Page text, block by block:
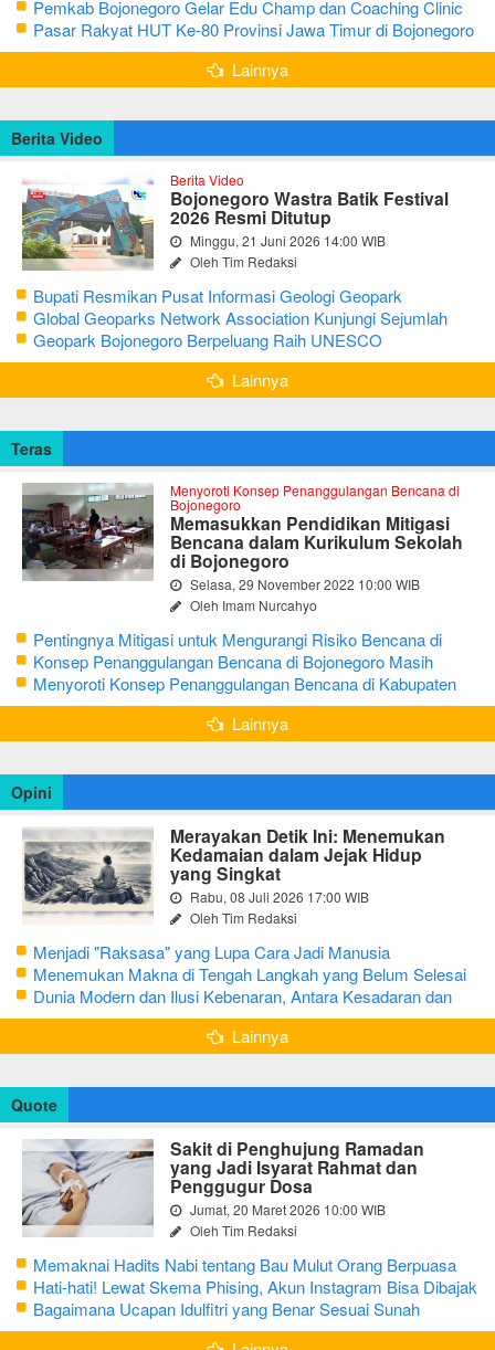
Bojonegoro Ke-348
Pemkab Bojonegoro Gelar Edu Champ dan Coaching Clinic
Seni Reog dan Jaranan
Pasar Rakyat HUT Ke-80 Provinsi Jawa Timur di Bojonegoro
Lainnya
Berita Video
Berita Video
Bojonegoro Wastra Batik Festival
2026 Resmi Ditutup
Minggu, 21 Juni 2026 14:00 WIB
Oleh Tim Redaksi
Bupati Resmikan Pusat Informasi Geologi Geopark
Bojonegoro
Global Geoparks Network Association Kunjungi Sejumlah
Geosite di Bojonegoro
Geopark Bojonegoro Berpeluang Raih UNESCO
Global Geopark
Lainnya
Teras
Menyoroti Konsep Penanggulangan Bencana di
Bojonegoro
Memasukkan Pendidikan Mitigasi
Bencana dalam Kurikulum Sekolah
di Bojonegoro
Selasa, 29 November 2022 10:00 WIB
Oleh Imam Nurcahyo
Pentingnya Mitigasi untuk Mengurangi Risiko Bencana di
Bojonegoro
Konsep Penanggulangan Bencana di Bojonegoro Masih
Mengutamakan Tanggap Darurat
Menyoroti Konsep Penanggulangan Bencana di Kabupaten
Bojonegoro
Lainnya
Opini
Merayakan Detik Ini: Menemukan
Kedamaian dalam Jejak Hidup
yang Singkat
Rabu, 08 Juli 2026 17:00 WIB
Oleh Tim Redaksi
Menjadi "Raksasa" yang Lupa Cara Jadi Manusia
Menemukan Makna di Tengah Langkah yang Belum Selesai
Dunia Modern dan Ilusi Kebenaran, Antara Kesadaran dan
terjebak Tipu Daya
Lainnya
Quote
Sakit di Penghujung Ramadan
yang Jadi Isyarat Rahmat dan
Penggugur Dosa
Jumat, 20 Maret 2026 10:00 WIB
Oleh Tim Redaksi
Memaknai Hadits Nabi tentang Bau Mulut Orang Berpuasa
Secara Bijak Agar Tidak Menggangu
Hati-hati! Lewat Skema Phising, Akun Instagram Bisa Dibajak
Kurang dari 3 Menit
Bagaimana Ucapan Idulfitri yang Benar Sesuai Sunah
Rasulullah